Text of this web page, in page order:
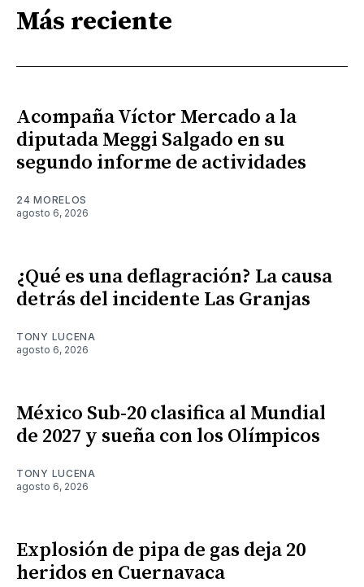
Más reciente
Acompaña Víctor Mercado a la
diputada Meggi Salgado en su
segundo informe de actividades
24 MORELOS
agosto 6, 2026
¿Qué es una deflagración? La causa
detrás del incidente Las Granjas
TONY LUCENA
agosto 6, 2026
México Sub-20 clasifica al Mundial
de 2027 y sueña con los Olímpicos
TONY LUCENA
agosto 6, 2026
Explosión de pipa de gas deja 20
heridos en Cuernavaca